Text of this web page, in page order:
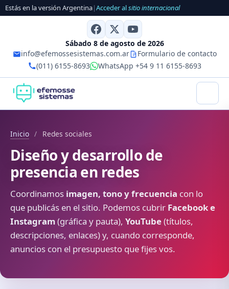
Estás en la versión Argentina|Acceder alsitio internacional
Sábado 8 de agosto de 2026
info@efemossesistemas.com.ar
Formulario de contacto
(011) 6155-8693
WhatsApp +54 9 11 6155-8693
Inicio / Redes sociales
Diseño y desarrollo de
presencia en redes
Coordinamos imagen, tono y frecuencia con lo
que publicás en el sitio. Podemos cubrir Facebook e
Instagram(gráfica y pauta), YouTube(títulos,
descripciones, enlaces) y, cuando corresponde,
anuncios con el presupuesto que fijes vos.